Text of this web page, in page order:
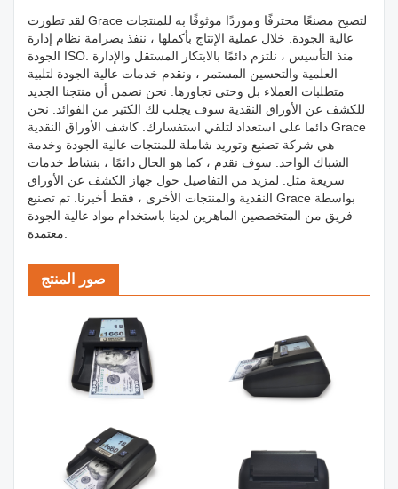
لقد تطورت Grace لتصبح مصنعًا محترفًا وموردًا موثوقًا به للمنتجات
عالية الجودة. خلال عملية الإنتاج بأكملها ، ننفذ بصرامة نظام إدارة
الجودة ISO. منذ التأسيس ، نلتزم دائمًا بالابتكار المستقل والإدارة
العلمية والتحسين المستمر ، ونقدم خدمات عالية الجودة لتلبية
متطلبات العملاء بل وحتى تجاوزها. نحن نضمن أن منتجنا الجديد
للكشف عن الأوراق النقدية سوف يجلب لك الكثير من الفوائد. نحن
دائما على استعداد لتلقي استفسارك. كاشف الأوراق النقدية Grace
هي شركة تصنيع وتوريد شاملة للمنتجات عالية الجودة وخدمة
الشباك الواحد. سوف نقدم ، كما هو الحال دائمًا ، بنشاط خدمات
سريعة مثل. لمزيد من التفاصيل حول جهاز الكشف عن الأوراق
النقدية والمنتجات الأخرى ، فقط أخبرنا. تم تصنيع Grace بواسطة
فريق من المتخصصين الماهرين لدينا باستخدام مواد عالية الجودة
صور المنتج